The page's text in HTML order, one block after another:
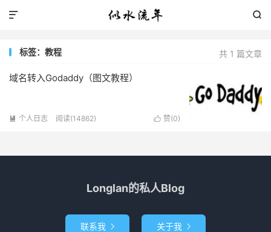


共 1 篇文章
标签：教程
域名转入Godaddy（图文教程）
 赞(0)
 个人日志 阅读(14862)
Longlan的私人Blog
联系我  关于我 